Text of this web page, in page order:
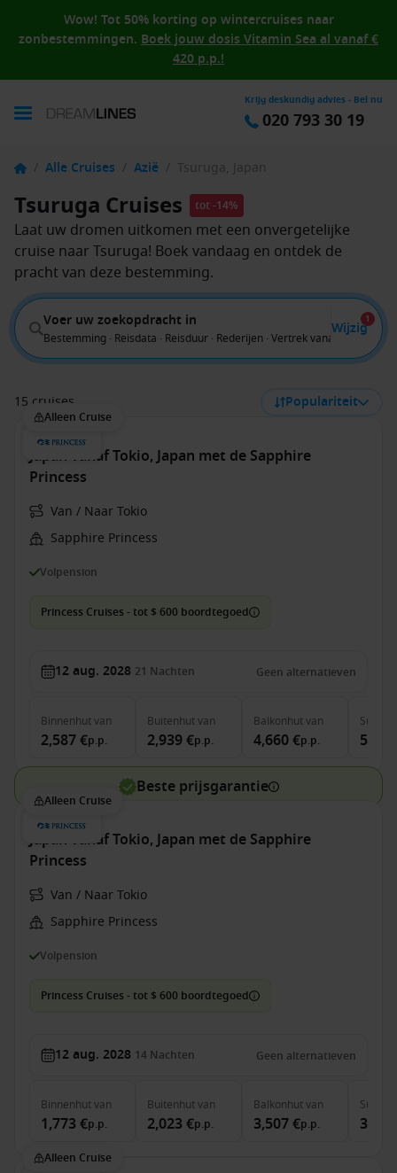
Wow! Tot 50% korting op wintercruises naar
zonbestemmingen. Boek jouw dosis Vitamin Sea al vanaf €
420 p.p.!
Krijg deskundig advies - Bel nu
020 793 30 19
/ Alle Cruises / Azië / Tsuruga, Japan
Tsuruga Cruises tot -14%
Laat uw dromen uitkomen met een onvergetelijke
cruise naar Tsuruga! Boek vandaag en ontdek de
pracht van deze bestemming.
Voer uw zoekopdracht in
Bestemming · Reisdata · Reisduur · Rederijen · Vertrek vanaf
Wijzig
1
15 cruises Populariteit
Alleen Cruise
Japan vanaf Tokio, Japan met de Sapphire
Princess
Van / Naar Tokio
Sapphire Princess
Volpension
Princess Cruises - tot $ 600 boordtegoed
12 aug. 2028 21 Nachten Geen alternatieven
Binnenhutvan
2,587 €p.p.
Buitenhutvan
2,939 €p.p.
Balkonhutvan
4,660 €p.p.
Suite
Beste prijsgarantie
Alleen Cruise
Japan vanaf Tokio, Japan met de Sapphire
Princess
Van / Naar Tokio
Sapphire Princess
Volpension
Princess Cruises - tot $ 600 boordtegoed
12 aug. 2028 14 Nachten Geen alternatieven
Binnenhutvan
1,773 €p.p.
Buitenhutvan
2,023 €p.p.
Balkonhutvan
3,507 €p.p.
Suite
Alleen Cruise